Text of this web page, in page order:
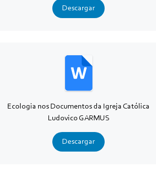
Descargar
Ecologia nos Documentos da Igreja Católica
Ludovico GARMUS
Descargar